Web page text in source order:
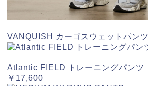
VANQUISH カーゴスウェットパンツ
Atlantic FIELD トレーニングパンツ
￥17,600